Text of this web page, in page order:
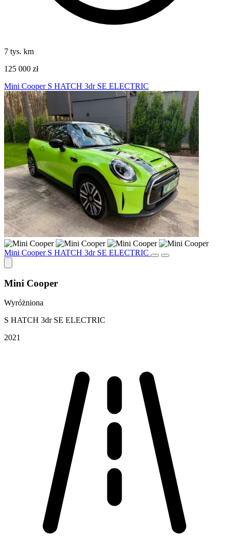
7 tys. km
125 000 zł
Mini Cooper S HATCH 3dr SE ELECTRIC
Mini Cooper S HATCH 3dr SE ELECTRIC
Mini Cooper
Wyróżniona
S HATCH 3dr SE ELECTRIC
2021